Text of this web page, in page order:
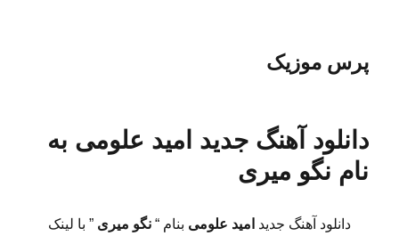
پرس موزیک
دانلود آهنگ جدید امید علومی به
نام نگو میری
دانلود آهنگ جدید امید علومی بنام “ نگو میری ” با لینک